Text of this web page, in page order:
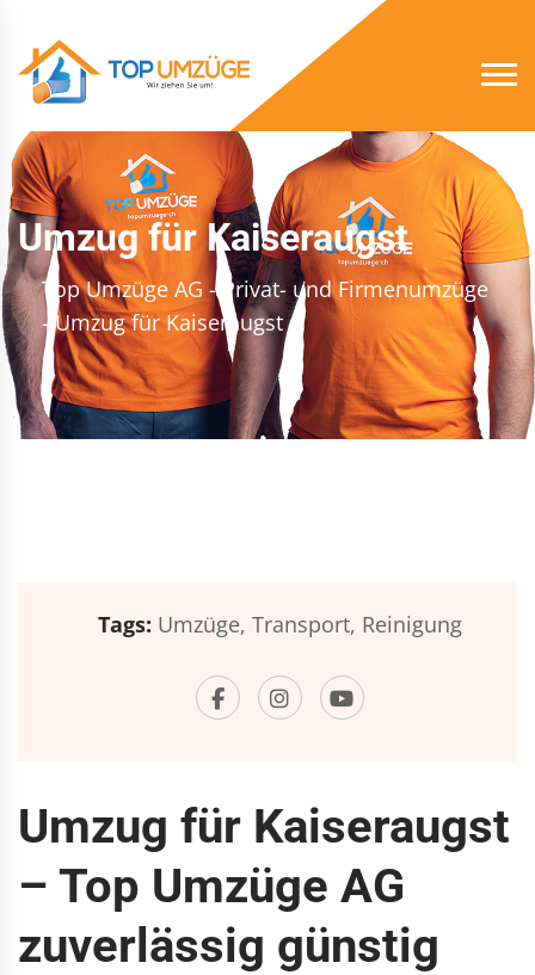
Umzug für Kaiseraugst
Top Umzüge AG - Privat- und Firmenumzüge
- Umzug für Kaiseraugst
Tags: Umzüge, Transport, Reinigung
Umzug für Kaiseraugst
– Top Umzüge AG
zuverlässig günstig